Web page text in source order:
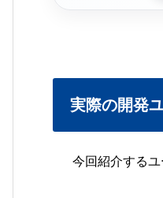
実際の開発
今回紹介する